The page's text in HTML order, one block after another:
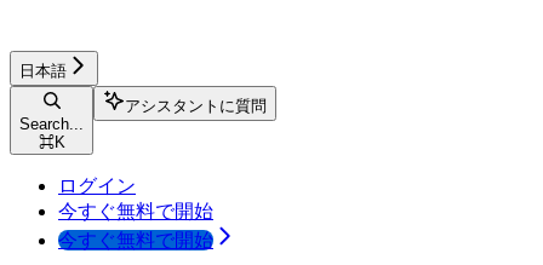
日本語
Search...
⌘K
アシスタントに質問
ログイン
今すぐ無料で開始
今すぐ無料で開始